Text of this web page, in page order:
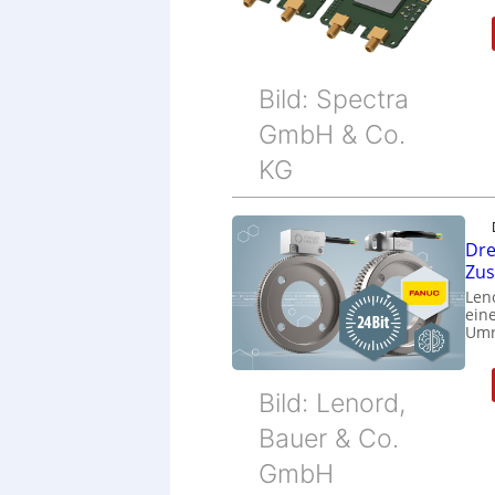
Bild: Spectra
GmbH & Co.
KG
Bild: Lenord,
Bauer & Co.
GmbH